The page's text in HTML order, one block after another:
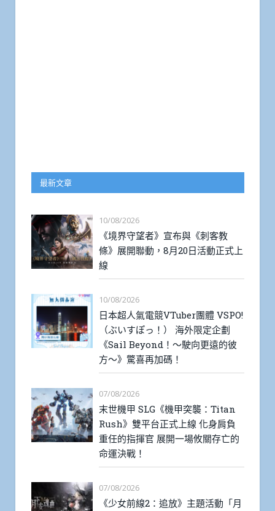
最新文章
10/08/2026
《境界守望者》宣布與《刺客教
條》展開聯動，8月20日活動正式上
線
10/08/2026
日本超人氣電競VTuber團體 VSPO!
（ぶいすぽっ！） 海外限定企劃
《Sail Beyond！～駛向更遠的彼
方～》驚喜再加碼！
07/08/2026
末世機甲 SLG《機甲突襲：Titan
Rush》雙平台正式上線 化身肩負
重任的指揮官 展開一場攸關存亡的
命運決戰！
07/08/2026
《少女前線2：追放》主題活動「月